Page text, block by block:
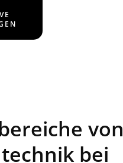
von
bei